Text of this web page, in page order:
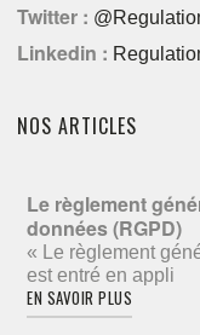
Twitter :
Linkedin :
NOS ARTICLES
Le règlement
données (RGPD)
« Le règlement
est entré en appli
EN SAVOIR PLUS